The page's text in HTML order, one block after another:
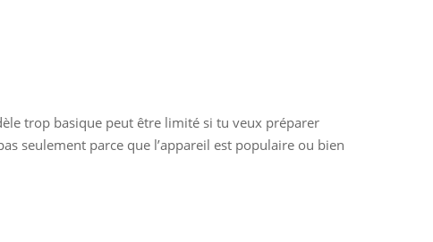
trop basique peut être limité si tu veux préparer
seulement parce que l’appareil est populaire ou bien